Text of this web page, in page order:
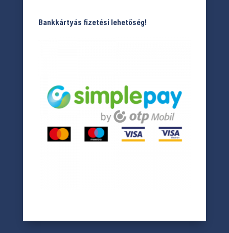
Bankkártyás fizetési lehetőség!